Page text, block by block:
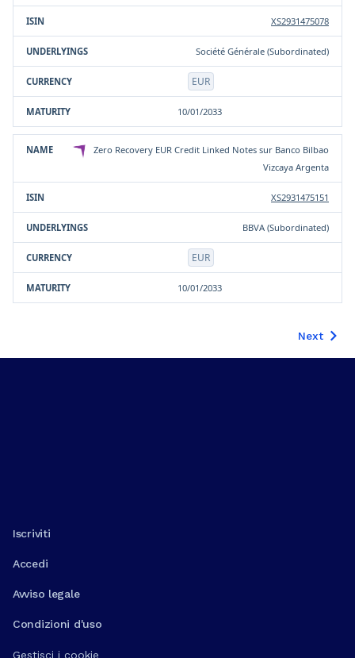
XS2931475078
Société Générale (Subordinated)
EUR
10/01/2033
Zero Recovery EUR Credit Linked Notes sur Banco Bilbao
Vizcaya Argenta
XS2931475151
BBVA (Subordinated)
EUR
10/01/2033
Next
Iscriviti
Accedi
Avviso legale
Condizioni d'uso
Gestisci i cookie